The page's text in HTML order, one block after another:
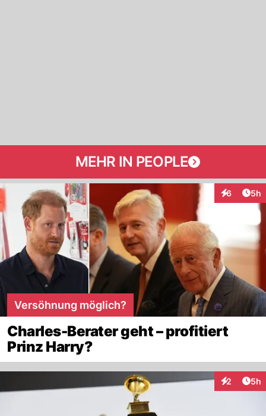
MEHR IN PEOPLE
6 5h
Versöhnung möglich?
Charles-Berater geht – profitiert
Prinz Harry?
2 5h